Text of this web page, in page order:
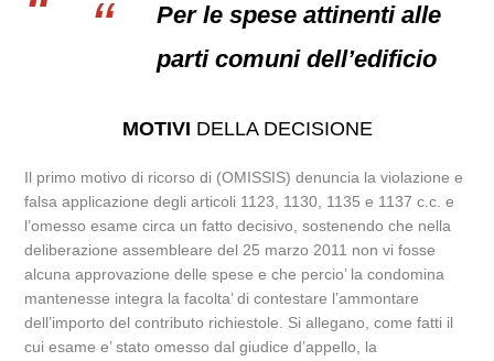
Per le spese attinenti alle
parti comuni dell’edificio
MOTIVI DELLA DECISIONE
Il primo motivo di ricorso di (OMISSIS) denuncia la violazione e
falsa applicazione degli articoli 1123, 1130, 1135 e 1137 c.c. e
l’omesso esame circa un fatto decisivo, sostenendo che nella
deliberazione assembleare del 25 marzo 2011 non vi fosse
alcuna approvazione delle spese e che percio’ la condomina
mantenesse integra la facolta’ di contestare l’ammontare
dell’importo del contributo richiestole. Si allegano, come fatti il
cui esame e’ stato omesso dal giudice d’appello, la